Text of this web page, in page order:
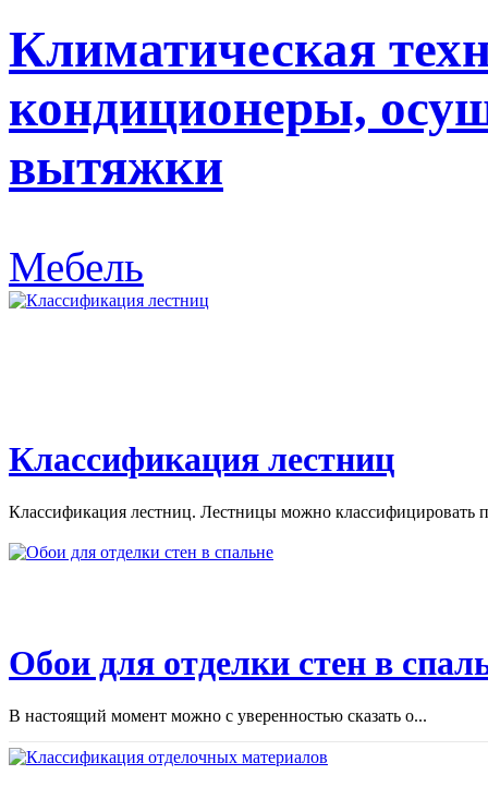
Климатическая
кондиционеры,
вытяжки
Мебель
Классификация лестниц
Классификация лестниц. Лестницы можно классифицировать
Обои для отделки стен в
В настоящий момент можно с уверенностью сказать о...